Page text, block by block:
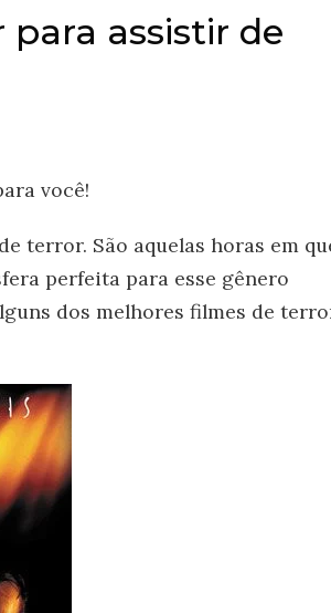
assistir de
você!
terror. São aquelas horas em
perfeita para esse gênero
dos melhores filmes de